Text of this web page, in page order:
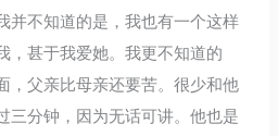
并不知道的是，我也有一个这样
，甚于我爱她。我更不知道的
，父亲比母亲还要苦。很少和他
三分钟，因为无话可讲。他也是